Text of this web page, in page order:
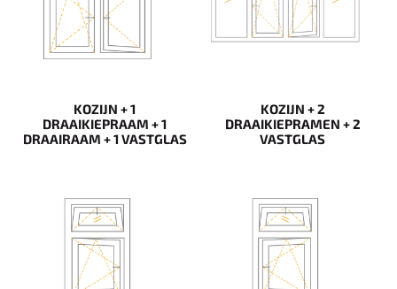
KOZIJN + 1
DRAAIKIEPRAAM + 1
DRAAIRAAM + 1 VASTGLAS
KOZIJN + 2
DRAAIKIEPRAMEN + 2
VASTGLAS